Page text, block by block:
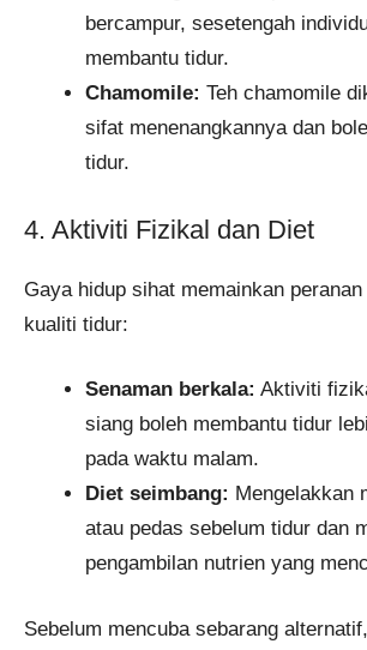
bercampur, sesetengah
membantu tidur.
Chamomile: Teh chamomile
sifat menenangkannya dan
tidur.
4. Aktiviti Fizikal dan Diet
Gaya hidup sihat memainkan
kualiti tidur:
Senaman berkala: Aktiviti
siang boleh membantu tidur
pada waktu malam.
Diet seimbang: Mengelakkan
atau pedas sebelum tidur dan
pengambilan nutrien yang
Sebelum mencuba sebarang